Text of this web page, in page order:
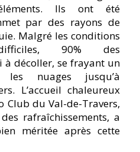
Ils ont été
par des rayons de
Malgré les conditions
difficiles, 90% des
décoller, se frayant un
nuages jusqu’à
L’accueil chaleureux
Club du Val-de-Travers,
rafraîchissements, a
méritée après cette